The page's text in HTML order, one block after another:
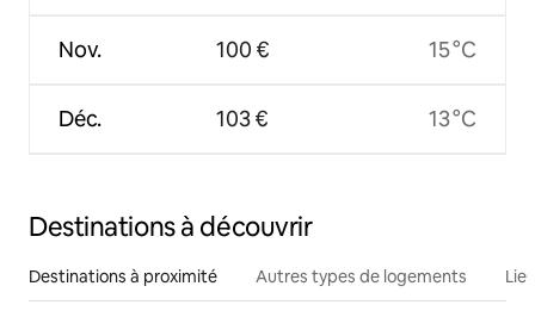
Nov.
Déc.
100 €
103 €
15 °C
13 °C
Destinations à découvrir
Destinations à proximité Autres types de logements